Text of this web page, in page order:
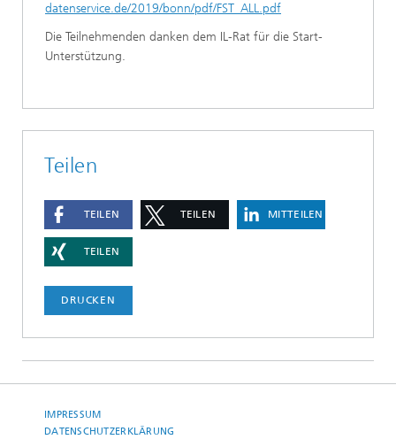
datenservice.de/2019/bonn/pdf/FST_ALL.pdf
Die Teilnehmenden danken dem IL-Rat für die Start-
Unterstützung.
Teilen
TEILEN TEILEN MITTEILEN
TEILEN
DRUCKEN
IMPRESSUM
DATENSCHUTZERKLÄRUNG